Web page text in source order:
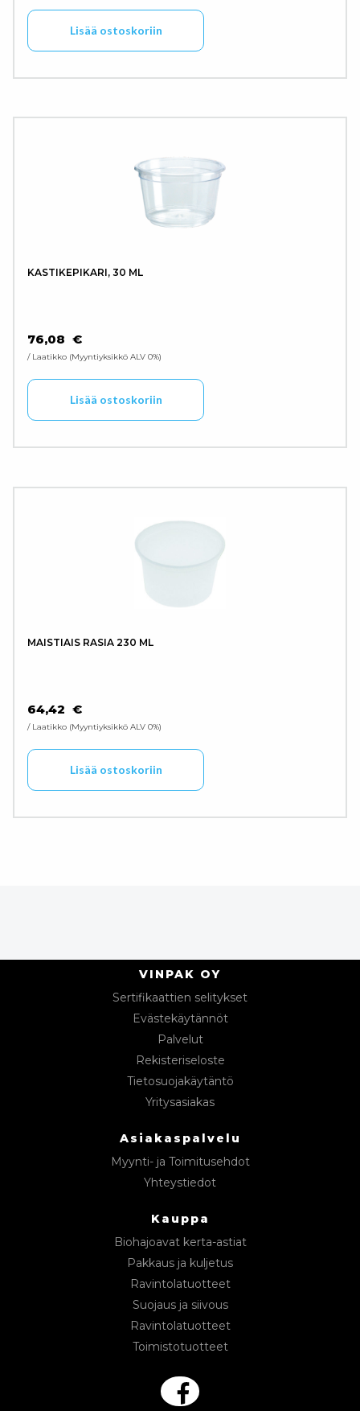
Lisää ostoskoriin
KASTIKEPIKARI, 30 ML
76,08 €
/ Laatikko Myyntiyksikkö ALV 0%
Lisää ostoskoriin
MAISTIAIS RASIA 230 ML
64,42 €
/ Laatikko Myyntiyksikkö ALV 0%
Lisää ostoskoriin
VINPAK OY
Sertifikaattien selitykset
Evästekäytännöt
Palvelut
Rekisteriseloste
Tietosuojakäytäntö
Yritysasiakas
Asiakaspalvelu
Myynti- ja Toimitusehdot
Yhteystiedot
Kauppa
Biohajoavat kerta-astiat
Pakkaus ja kuljetus
Ravintolatuotteet
Suojaus ja siivous
Ravintolatuotteet
Toimistotuotteet